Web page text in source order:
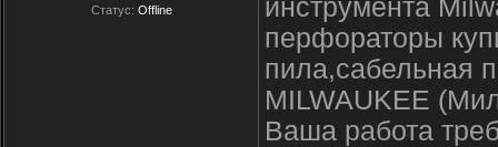
Статус: Offline
инструмента
перфораторы
пила,сабельная
MILWAUKEE
Ваша работа